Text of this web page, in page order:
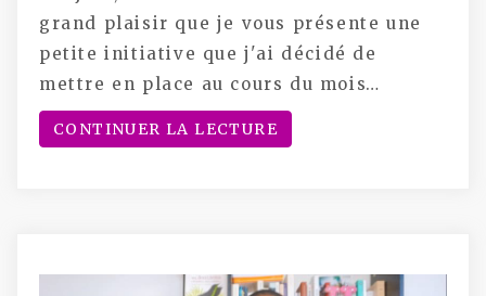
grand plaisir que je vous présente une
petite initiative que j'ai décidé de
mettre en place au cours du mois…
CONTINUER LA LECTURE